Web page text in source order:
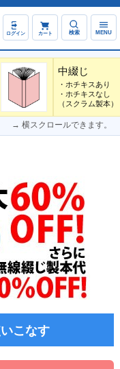
ログイン カート 検索 MENU
中綴じ
・ホチキスあり
・ホチキスなし
（スクラム製本）
→ 横スクロールできます。
こなす